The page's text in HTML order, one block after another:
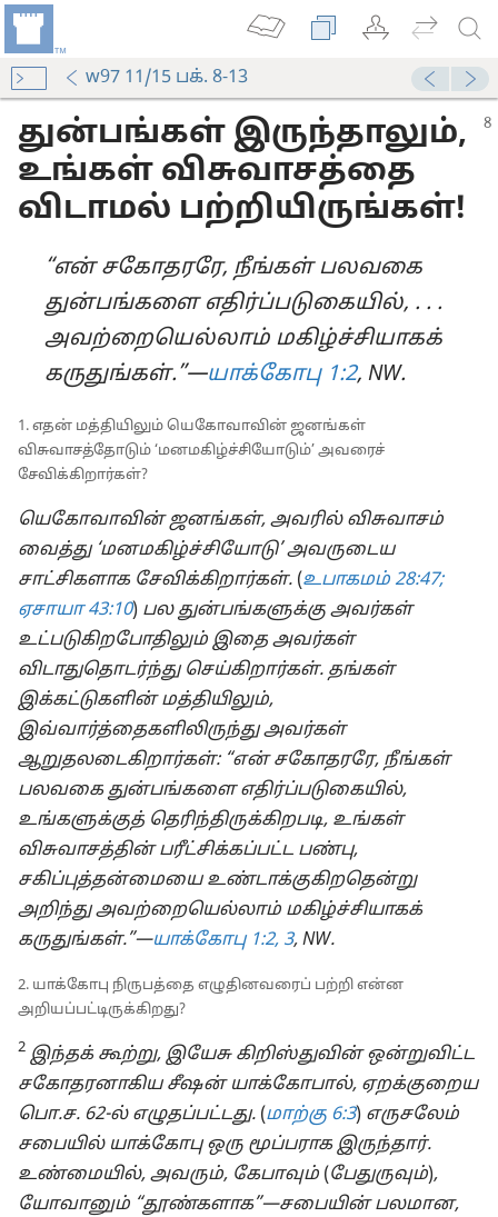
w97 11/15 பக். 8-13
துன்பங்கள் இருந்தாலும்,
உங்கள் விசுவாசத்தை
விடாமல் பற்றியிருங்கள்!
“என் சகோதரரே, நீங்கள் பலவகை
துன்பங்களை எதிர்ப்படுகையில், . . .
அவற்றையெல்லாம் மகிழ்ச்சியாகக்
கருதுங்கள்.”—யாக்கோபு 1:2, NW.
1. எதன் மத்தியிலும் யெகோவாவின் ஜனங்கள்
விசுவாசத்தோடும் ‘மனமகிழ்ச்சியோடும்’ அவரைச்
சேவிக்கிறார்கள்?
யெகோவாவின் ஜனங்கள், அவரில் விசுவாசம்
வைத்து ‘மனமகிழ்ச்சியோடு’ அவருடைய
சாட்சிகளாக சேவிக்கிறார்கள். (உபாகமம் 28:47;
ஏசாயா 43:10) பல துன்பங்களுக்கு அவர்கள்
உட்படுகிறபோதிலும் இதை அவர்கள்
விடாதுதொடர்ந்து செய்கிறார்கள். தங்கள்
இக்கட்டுகளின் மத்தியிலும்,
இவ்வார்த்தைகளிலிருந்து அவர்கள்
ஆறுதலடைகிறார்கள்: “என் சகோதரரே, நீங்கள்
பலவகை துன்பங்களை எதிர்ப்படுகையில்,
உங்களுக்குத் தெரிந்திருக்கிறபடி, உங்கள்
விசுவாசத்தின் பரீட்சிக்கப்பட்ட பண்பு,
சகிப்புத்தன்மையை உண்டாக்குகிறதென்று
அறிந்து அவற்றையெல்லாம் மகிழ்ச்சியாகக்
கருதுங்கள்.”—யாக்கோபு 1:2, 3, NW.
2. யாக்கோபு நிருபத்தை எழுதினவரைப் பற்றி என்ன
அறியப்பட்டிருக்கிறது?
2 இந்தக் கூற்று, இயேசு கிறிஸ்துவின் ஒன்றுவிட்ட
சகோதரனாகிய சீஷன் யாக்கோபால், ஏறக்குறைய
பொ.ச. 62-ல் எழுதப்பட்டது. (மாற்கு 6:3) எருசலேம்
சபையில் யாக்கோபு ஒரு மூப்பராக இருந்தார்.
உண்மையில், அவரும், கேபாவும் (பேதுருவும்),
யோவானும் “தூண்களாக”—சபையின் பலமான,